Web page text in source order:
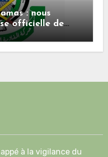
: nous
officielle de
la feuille de
de l’accord
à la vigilance du